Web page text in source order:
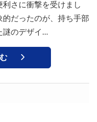
利さに衝撃を受けまし
だったのが、持ち手部
のデザイ...